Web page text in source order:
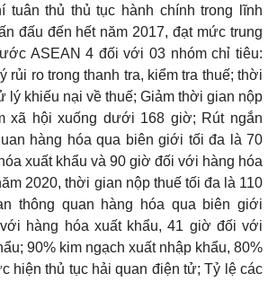
tuân thủ thủ tục hành chính trong lĩnh
đấu đến hết năm 2017, đạt mức trung
ASEAN 4 đối với 03 nhóm chỉ tiêu:
rủi ro trong thanh tra, kiểm tra thuế; thời
lý khiếu nại về thuế; Giảm thời gian nộp
xã hội xuống dưới 168 giờ; Rút ngắn
hàng hóa qua biên giới tối đa là 70
xuất khẩu và 90 giờ đối với hàng hóa
2020, thời gian nộp thuế tối đa là 110
thông quan hàng hóa qua biên giới
hàng hóa xuất khẩu, 41 giờ đối với
90% kim ngạch xuất nhập khẩu, 80%
hiện thủ tục hải quan điện tử; Tỷ lệ các